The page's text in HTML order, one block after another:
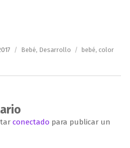
Categorías
Bebé, Desarrollo Etiquetas
bebé, color
conectado para publicar un